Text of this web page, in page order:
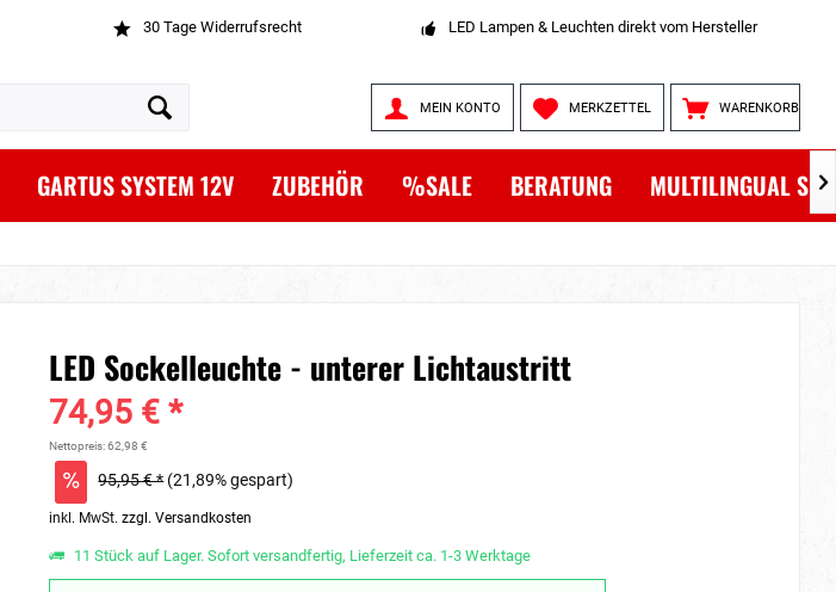
30 Tage Widerrufsrecht LED Lampen & Leuchten direkt vom Hersteller
WARENKORB
MERKZETTEL
MEIN KONTO
GARTUS SYSTEM 12V ZUBEHÖR %SALE BERATUNG MULTILINGUAL 
LED Sockelleuchte - unterer Lichtaustritt
74,95 € *
Nettopreis: 62,98 €
95,95 € * (21,89% gespart)
inkl. MwSt.zzgl. Versandkosten
11 Stück auf Lager. Sofort versandfertig, Lieferzeit ca. 1-3 Werktage